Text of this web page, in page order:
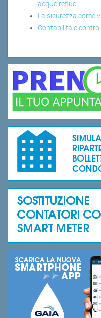
acque reflue
La sicurezza come
Contabilità e